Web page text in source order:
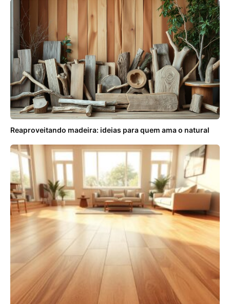
Reaproveitando madeira: ideias para quem ama o natural